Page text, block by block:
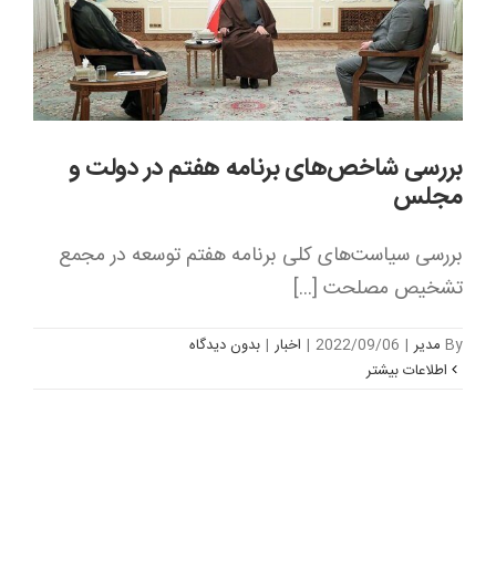
بررسی شاخص‌های برنامه هفتم در دولت و
مجلس
بررسی سیاست‌های کلی برنامه هفتم توسعه در مجمع
تشخیص مصلحت [...]
By مدیر |
2022/09/06
| اخبار | بدون ديدگاه
اطلاعات بیشتر